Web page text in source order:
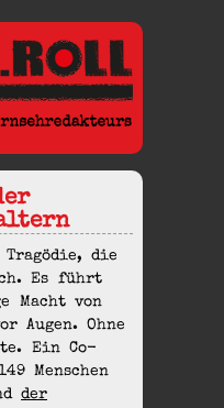
die
Es führt
Macht von
Augen. Ohne
Ein Co-
Menschen
der